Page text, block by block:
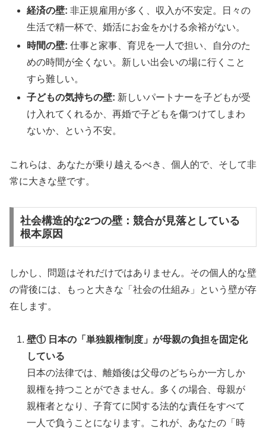
経済の壁: 非正規雇用が多く、収入が不安定。日々の
生活で精一杯で、婚活にお金をかける余裕がない。
時間の壁: 仕事と家事、育児を一人で担い、自分のた
めの時間が全くない。新しい出会いの場に行くこと
すら難しい。
子どもの気持ちの壁: 新しいパートナーを子どもが受
け入れてくれるか、再婚で子どもを傷つけてしまわ
ないか、という不安。
これらは、あなたが乗り越えるべき、個人的で、そして非
常に大きな壁です。
社会構造的な2つの壁：競合が見落としている
根本原因
しかし、問題はそれだけではありません。その個人的な壁
の背後には、もっと大きな「社会の仕組み」という壁が存
在します。
壁① 日本の「単独親権制度」が母親の負担を固定化
している
日本の法律では、離婚後は父母のどちらか一方しか
親権を持つことができません。多くの場合、母親が
親権者となり、子育てに関する法的な責任をすべて
一人で負うことになります。これが、あなたの「時